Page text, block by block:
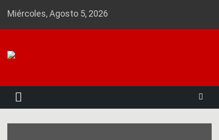
Miércoles, Agosto 5, 2026